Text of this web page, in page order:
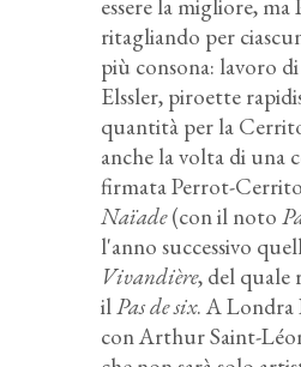
essere la migliore, ma
ritagliando per
più consona: lavoro
Elssler, piroette
quantità per la
anche la volta di una
firmata Perrot-
Naïade(con il noto
l'anno successivo
Vivandière, del quale
ilPas de six. A Londra
con Arthur Saint-